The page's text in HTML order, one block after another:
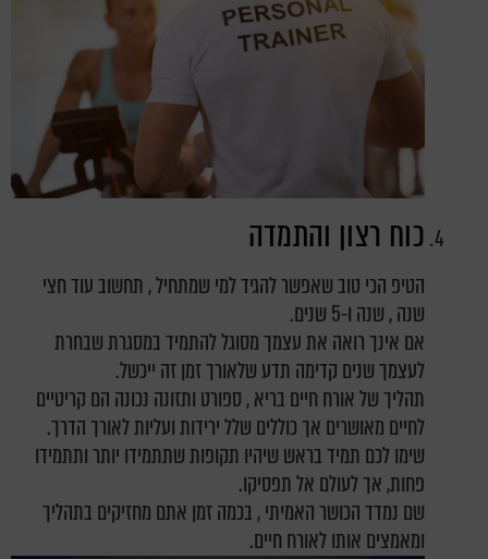
כוח רצון והתמדה
הטיפ הכי טוב שאפשר להגיד למי שמתחיל , תחשוב עוד חצי
שנה , שנה ו-5 שנים.
אם אינך רואה את עצמך מסוגל להתמיד במסגרת שבחרת
לעצמך שנים קדימה תדע שלאורך זמן זה ייכשל.
תהליך של אורח חיים בריא , ספורט ותזונה נכונה הם קריטיים
לחיים מאושרים אך כוללים שלל ירידות ועליות לאורך הדרך.
שימו לכם תמיד בראש שיהיו תקופות שתתמידו יותר ותתמידו
פחות, אך לעולם אל תפסיקו.
שם נמדד הכושר האמיתי , בכמה זמן אתם מחזיקים בתהליך
ומאמצים אותו לאורח חיים.